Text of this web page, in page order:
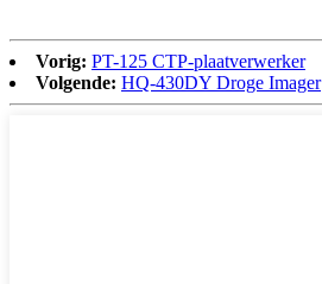
Vorig: PT-125 CTP-plaatverwerker
Volgende: HQ-430DY Droge Imager